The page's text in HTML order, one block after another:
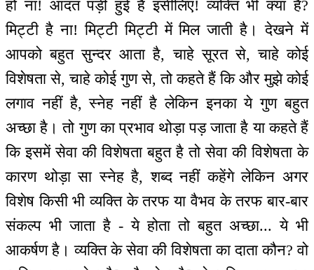
हो ना! आदत पड़ी हुई है इसीलिए! व्यक्ति भी क्या है?
मिट्टी है ना! मिट्टी मिट्टी में मिल जाती है। देखने में
आपको बहुत सुन्दर आता है, चाहे सूरत से, चाहे कोई
विशेषता से, चाहे कोई गुण से, तो कहते हैं कि और मुझे कोई
लगाव नहीं है, स्नेह नहीं है लेकिन इनका ये गुण बहुत
अच्छा है। तो गुण का प्रभाव थोड़ा पड़ जाता है या कहते हैं
कि इसमें सेवा की विशेषता बहुत है तो सेवा की विशेषता के
कारण थोड़ा सा स्नेह है, शब्द नहीं कहेंगे लेकिन अगर
विशेष किसी भी व्यक्ति के तरफ या वैभव के तरफ बार-बार
संकल्प भी जाता है - ये होता तो बहुत अच्छा... ये भी
आकर्षण है। व्यक्ति के सेवा की विशेषता का दाता कौन? वो